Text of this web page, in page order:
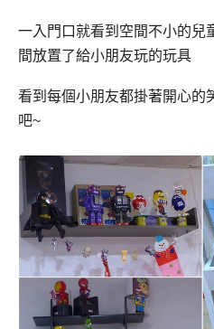
一入門口就看到空間不小的兒
間放置了給小朋友玩的玩具
看到每個小朋友都掛著開心的
吧~